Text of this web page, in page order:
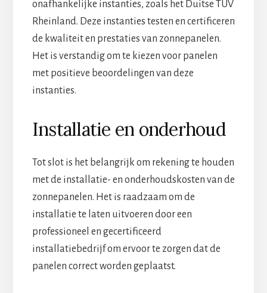
onafhankelijke instanties, zoals het Duitse TÜV
Rheinland. Deze instanties testen en certificeren
de kwaliteit en prestaties van zonnepanelen.
Het is verstandig om te kiezen voor panelen
met positieve beoordelingen van deze
instanties.
Installatie en onderhoud
Tot slot is het belangrijk om rekening te houden
met de installatie- en onderhoudskosten van de
zonnepanelen. Het is raadzaam om de
installatie te laten uitvoeren door een
professioneel en gecertificeerd
installatiebedrijf om ervoor te zorgen dat de
panelen correct worden geplaatst.